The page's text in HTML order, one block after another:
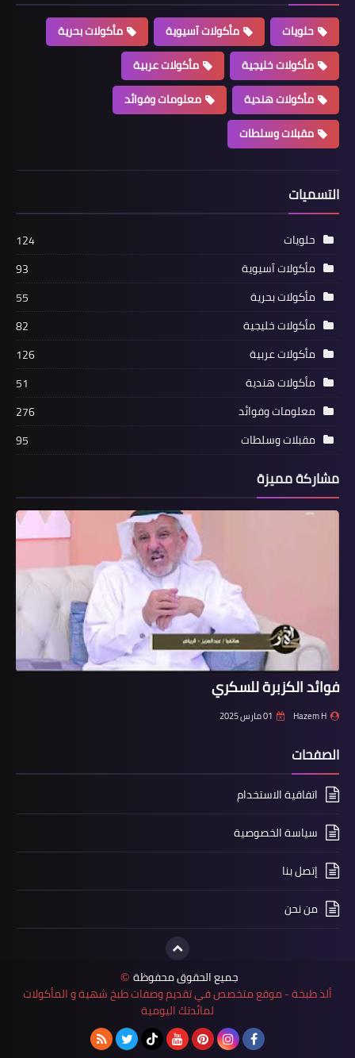
حلويات مأكولات آسيوية
مأكولات بحرية
مأكولات خليجية
مأكولات عربية
مأكولات هندية
معلومات وفوائد
مقبلات وسلطات
التسميات
حلويات
124
مأكولات آسيوية
93
مأكولات بحرية
55
مأكولات خليجية
82
مأكولات عربية
126
مأكولات هندية
51
معلومات وفوائد
276
مقبلات وسلطات
95
مشاركة مميزة
فوائد الكزبرة للسكري
Hazem H 01 مارس 2025
الصفحات
اتفاقية الاستخدام
سياسة الخصوصية
إتصل بنا
من نحن
جميع الحقوق محفوظة ©
ألذ طبخة - موقع متخصص في تقديم وصفات طبخ شهية و المأكولات
لمائدتك اليومية